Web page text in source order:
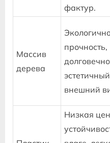
фактур.
Массив
дерева
прочность‚
эстетичный
внешний
Низкая